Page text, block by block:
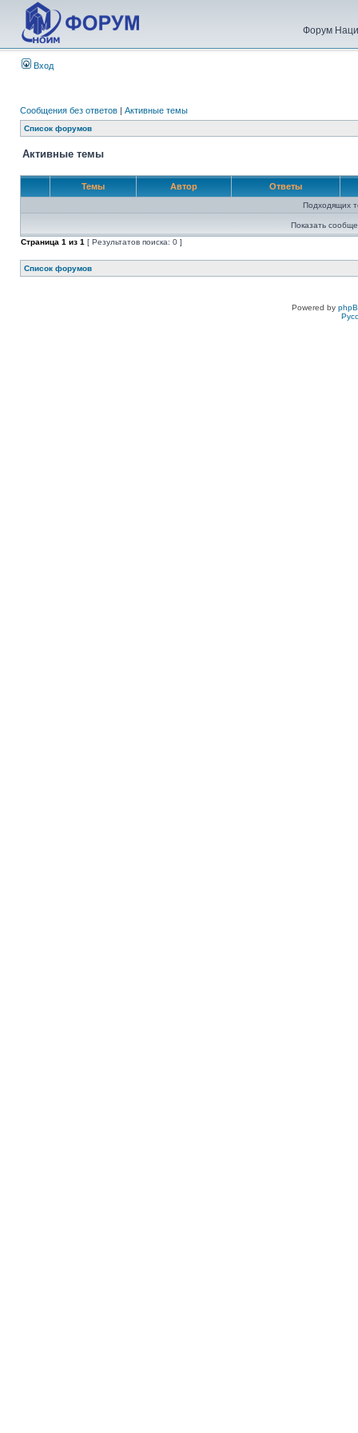
Форум
Вход
Сообщения без ответов | Активные темы
Список форумов
Активные темы
Темы Автор Ответы
Подходящих
Показать
Страница 1 из 1 [ Результатов поиска: 0 ]
Список форумов
Powered by